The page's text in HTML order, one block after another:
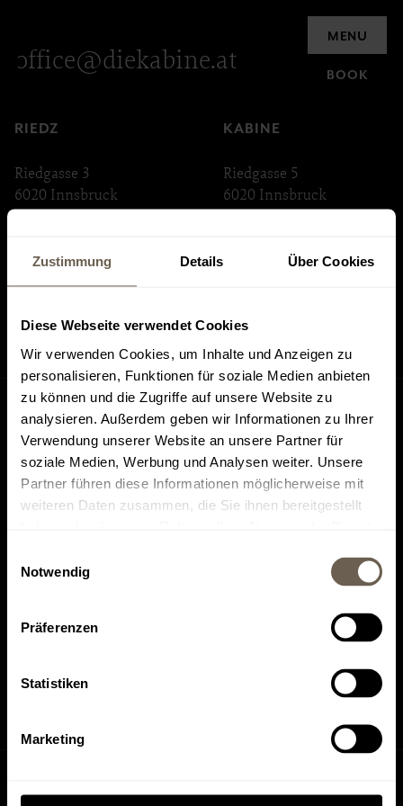
Zustimmung Details Über Cookies
Diese Webseite verwendet Cookies
Wir verwenden Cookies, um Inhalte und Anzeigen zu
personalisieren, Funktionen für soziale Medien anbieten
zu können und die Zugriffe auf unsere Website zu
analysieren. Außerdem geben wir Informationen zu Ihrer
Verwendung unserer Website an unsere Partner für
soziale Medien, Werbung und Analysen weiter. Unsere
Partner führen diese Informationen möglicherweise mit
weiteren Daten zusammen, die Sie ihnen bereitgestellt
Notwendig
Präferenzen
Statistiken
Marketing
MENU
BOOK
office@diekabine.at
RIEDZ
Riedgasse 3
6020 Innsbruck
KABINE
Riedgasse 5
6020 Innsbruck
ABSTEIGE
6020 Innsbruck
INNSTRASSE 33
6020 Innsbruck
Top rated on
Find us on
Find us on
Inquiry